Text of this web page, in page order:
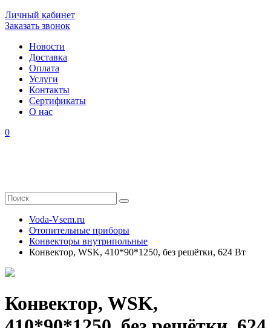
Личный кабинет
Заказать звонок
Новости
Доставка
Оплата
Услуги
Контакты
Cертификаты
О нас
0
Voda-Vsem.ru
Отопительные приборы
Конвекторы внутрипольные
Конвектор, WSK, 410*90*1250, без решётки, 624 Вт
Конвектор, WSK,